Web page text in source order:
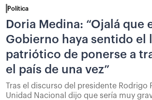
Política
Doria Medina: “Ojalá que
Gobierno haya sentido el
patriótico de ponerse a
el país de una vez”
Tras el discurso del presidente Rodrigo
Unidad Nacional dijo que sería muy